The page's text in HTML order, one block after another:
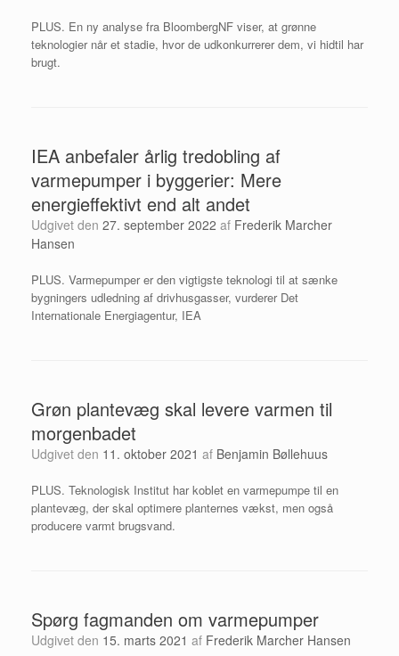
PLUS. En ny analyse fra BloombergNF viser, at grønne
teknologier når et stadie, hvor de udkonkurrerer dem, vi hidtil har
brugt.
IEA anbefaler årlig tredobling af
varmepumper i byggerier: Mere
energieffektivt end alt andet
Udgivet den 27. september 2022 af Frederik Marcher
Hansen
PLUS. Varmepumper er den vigtigste teknologi til at sænke
bygningers udledning af drivhusgasser, vurderer Det
Internationale Energiagentur, IEA
Grøn plantevæg skal levere varmen til
morgenbadet
Udgivet den 11. oktober 2021 af Benjamin Bøllehuus
PLUS. Teknologisk Institut har koblet en varmepumpe til en
plantevæg, der skal optimere planternes vækst, men også
producere varmt brugsvand.
Spørg fagmanden om varmepumper
Udgivet den 15. marts 2021 af Frederik Marcher Hansen